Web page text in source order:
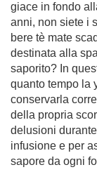
giace in fondo
anni, non siete i
bere tè mate
destinata alla
saporito? In
quanto tempo la
conservarla
della propria
delusioni
infusione e per
sapore da ogni